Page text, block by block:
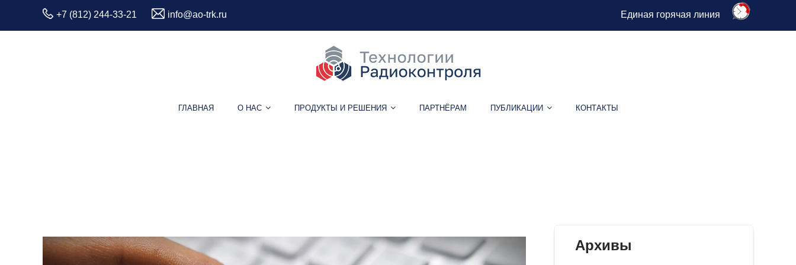
+7 (812) 244-33-21 info@ao-trk.ru Единая горячая линия
ГЛАВНАЯ О НАС ПРОДУКТЫ И РЕШЕНИЯ ПАРТНЁРАМ ПУБЛИКАЦИИ КОНТАКТЫ
Архивы